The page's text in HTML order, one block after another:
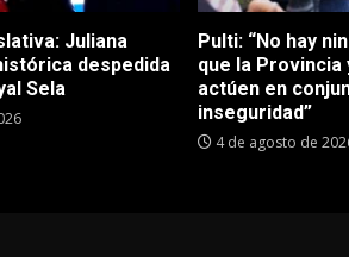
Juliana
despedida
Sela
Pulti: “No hay
que la Provincia
actúen en
inseguridad”
4 de agosto de